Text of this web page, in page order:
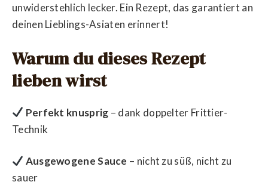
unwiderstehlich lecker. Ein Rezept, das garantiert an
deinen Lieblings-Asiaten erinnert!
Warum du dieses Rezept
lieben wirst
Perfekt knusprig – dank doppelter Frittier-
Technik
Ausgewogene Sauce – nicht zu süß, nicht zu
sauer